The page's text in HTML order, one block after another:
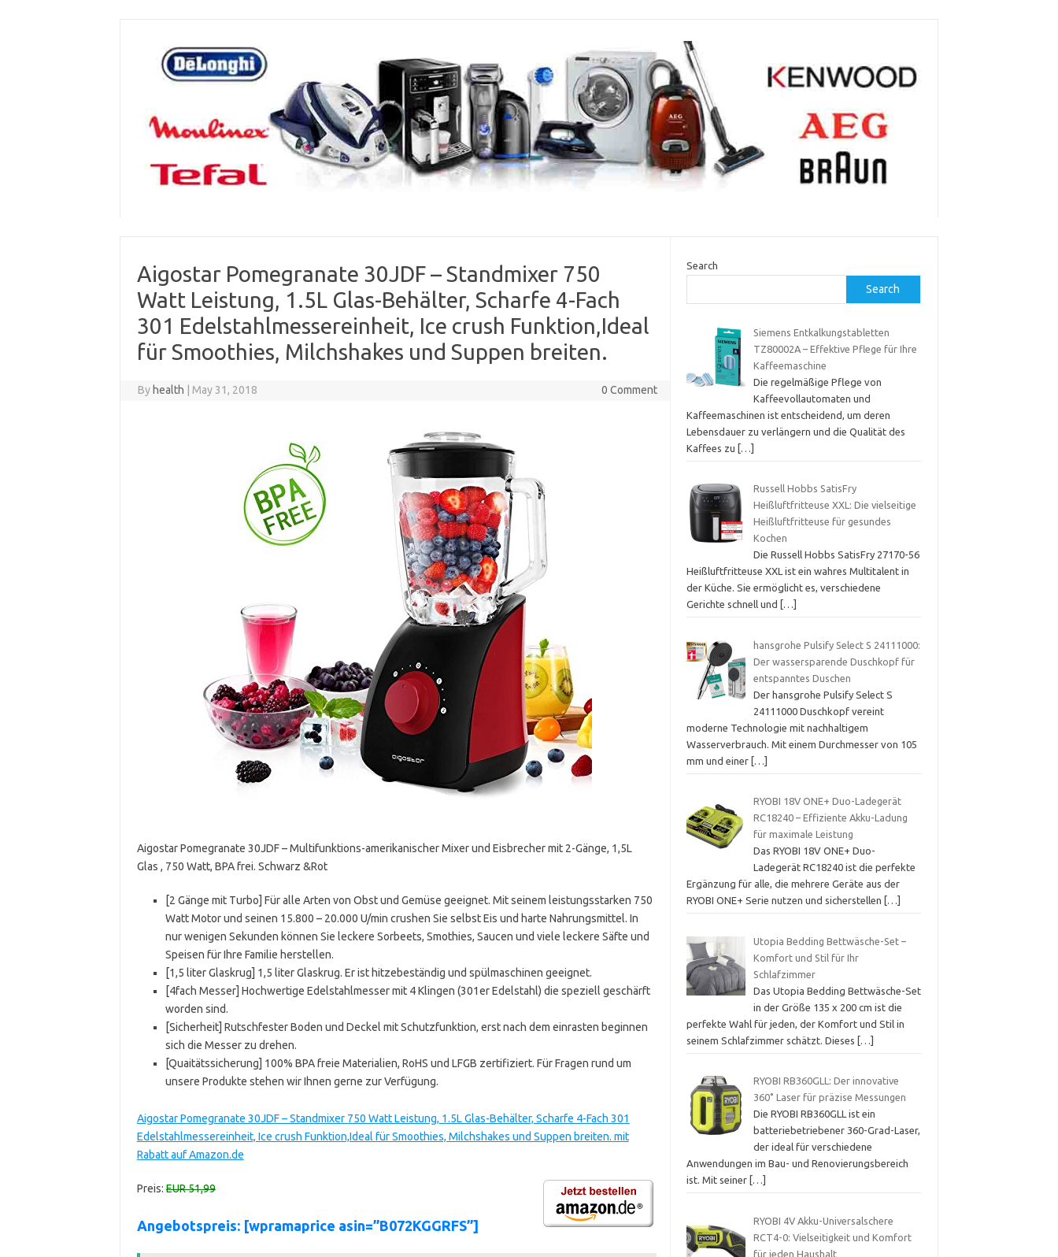
Aigostar Pomegranate 30JDF – Standmixer 750
Watt Leistung, 1.5L Glas-Behälter, Scharfe 4-Fach
301 Edelstahlmessereinheit, Ice crush Funktion,Ideal
für Smoothies, Milchshakes und Suppen breiten.
By health May 31, 2018 0 Comment
Aigostar Pomegranate 30JDF – Multifunktions-amerikanischer Mixer und Eisbrecher mit 2-Gänge, 1,5L
Glas , 750 Watt, BPA frei. Schwarz &Rot
[2 Gänge mit Turbo] Für alle Arten von Obst und Gemüse geeignet. Mit seinem leistungsstarken 750
Watt Motor und seinen 15.800 – 20.000 U/min crushen Sie selbst Eis und harte Nahrungsmittel. In
nur wenigen Sekunden können Sie leckere Sorbeets, Smothies, Saucen und viele leckere Säfte und
Speisen für Ihre Familie herstellen.
[1,5 liter Glaskrug] 1,5 liter Glaskrug. Er ist hitzebeständig und spülmaschinen geeignet.
[4fach Messer] Hochwertige Edelstahlmesser mit 4 Klingen (301er Edelstahl) die speziell geschärft
worden sind.
[Sicherheit] Rutschfester Boden und Deckel mit Schutzfunktion, erst nach dem einrasten beginnen
sich die Messer zu drehen.
[Quaitätssicherung] 100% BPA freie Materialien, RoHS und LFGB zertifiziert. Für Fragen rund um
unsere Produkte stehen wir Ihnen gerne zur Verfügung.
Aigostar Pomegranate 30JDF – Standmixer 750 Watt Leistung, 1.5L Glas-Behälter, Scharfe 4-Fach 301
Edelstahlmessereinheit, Ice crush Funktion,Ideal für Smoothies, Milchshakes und Suppen breiten. mit
Rabatt auf Amazon.de
Preis:EUR 51,99
Angebotspreis: [wpramaprice asin=”B072KGGRFS”]
Search
Search
Siemens Entkalkungstabletten
TZ80002A – Effektive Pflege für Ihre
Kaffeemaschine
Die regelmäßige Pflege von
Kaffeevollautomaten und
Kaffeemaschinen ist entscheidend, um deren
Lebensdauer zu verlängern und die Qualität des
Kaffees zu
[…]
Russell Hobbs SatisFry
Heißluftfritteuse XXL: Die vielseitige
Heißluftfritteuse für gesundes
Kochen
Die Russell Hobbs SatisFry 27170-56
Heißluftfritteuse XXL ist ein wahres Multitalent in
der Küche. Sie ermöglicht es, verschiedene
Gerichte schnell und
[…]
hansgrohe Pulsify Select S 24111000:
Der wassersparende Duschkopf für
entspanntes Duschen
Der hansgrohe Pulsify Select S
24111000 Duschkopf vereint
moderne Technologie mit nachhaltigem
Wasserverbrauch. Mit einem Durchmesser von 105
mm und einer […]
RYOBI 18V ONE+ Duo-Ladegerät
RC18240 – Effiziente Akku-Ladung
für maximale Leistung
Das RYOBI 18V ONE+ Duo-
Ladegerät RC18240 ist die perfekte
Ergänzung für alle, die mehrere Geräte aus der
RYOBI ONE+ Serie nutzen und sicherstellen
[…]
Utopia Bedding Bettwäsche-Set –
Komfort und Stil für Ihr
Schlafzimmer
Das Utopia Bedding Bettwäsche-Set
in der Größe 135 x 200 cm ist die
perfekte Wahl für jeden, der Komfort und Stil in
seinem Schlafzimmer schätzt. Dieses
[…]
RYOBI RB360GLL: Der innovative
360˚ Laser für präzise Messungen
Die RYOBI RB360GLL ist ein
batteriebetriebener 360-Grad-Laser,
der ideal für verschiedene
Anwendungen im Bau- und Renovierungsbereich
ist. Mit seiner […]
RYOBI 4V Akku-Universalschere
RCT4-0: Vielseitigkeit und Komfort
für jeden Haushalt